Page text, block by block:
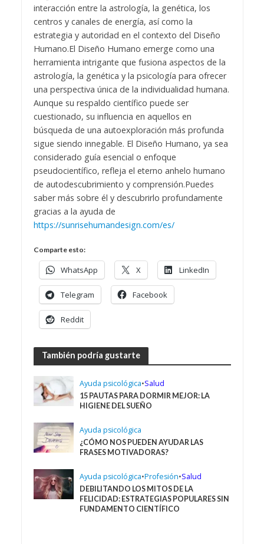
interacción entre la astrología, la genética, los
centros y canales de energía, así como la
estrategia y autoridad en el contexto del Diseño
Humano.El Diseño Humano emerge como una
herramienta intrigante que fusiona aspectos de la
astrología, la genética y la psicología para ofrecer
una perspectiva única de la individualidad humana.
Aunque su respaldo científico puede ser
cuestionado, su influencia en aquellos en
búsqueda de una autoexploración más profunda
sigue siendo innegable. El Diseño Humano, ya sea
considerado guía esencial o enfoque
pseudocientífico, refleja el eterno anhelo humano
de autodescubrimiento y comprensión.Puedes
saber más sobre él y descubrirlo profundamente
gracias a la ayuda de
https://sunrisehumandesign.com/es/
Comparte esto:
WhatsApp X LinkedIn
Telegram Facebook
Reddit
También podría gustarte
Ayuda psicológica•Salud
15 PAUTAS PARA DORMIR MEJOR: LA
HIGIENE DEL SUEÑO
Ayuda psicológica
¿CÓMO NOS PUEDEN AYUDAR LAS
FRASES MOTIVADORAS?
Ayuda psicológica•Profesión•Salud
DEBILITANDO LOS MITOS DE LA
FELICIDAD: ESTRATEGIAS POPULARES SIN
FUNDAMENTO CIENTÍFICO